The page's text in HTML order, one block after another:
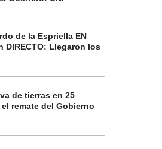
de la Espriella EN
DIRECTO: Llegaron los
de tierras en 25
remate del Gobierno